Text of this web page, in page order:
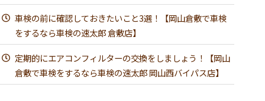
車検の前に確認しておきたいこと3選！【岡山倉敷で車検
をするなら車検の速太郎 倉敷店】
定期的にエアコンフィルターの交換をしましょう！【岡山
倉敷で車検をするなら車検の速太郎 岡山西バイパス店】